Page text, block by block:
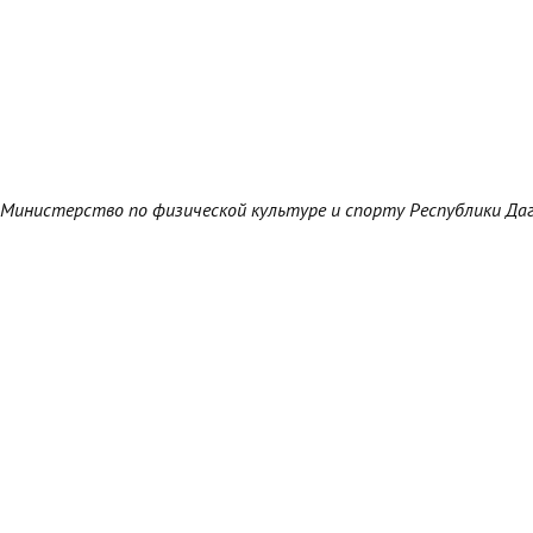
Министерство по физической культуре и спорту Республики